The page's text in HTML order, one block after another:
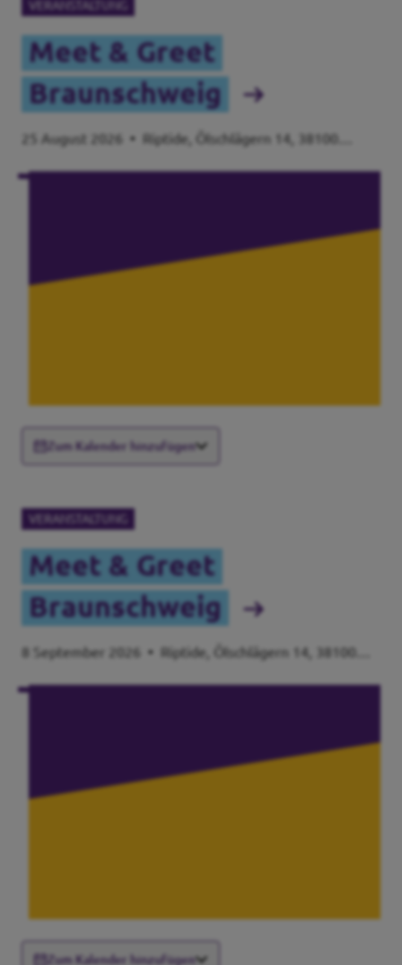
VERANSTALTUNG
Meet & Greet
Braunschweig
25 August 2026 • Riptide, Ölschlägern 14, 38100
Zum Kalender hinzufügen
VERANSTALTUNG
Meet & Greet
Braunschweig
8 September 2026 • Riptide, Ölschlägern 14, 38100
Zum Kalender hinzufügen